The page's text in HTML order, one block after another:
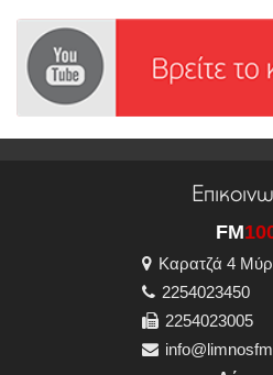
FM
Καρατζά 4
2254023450
2254023005